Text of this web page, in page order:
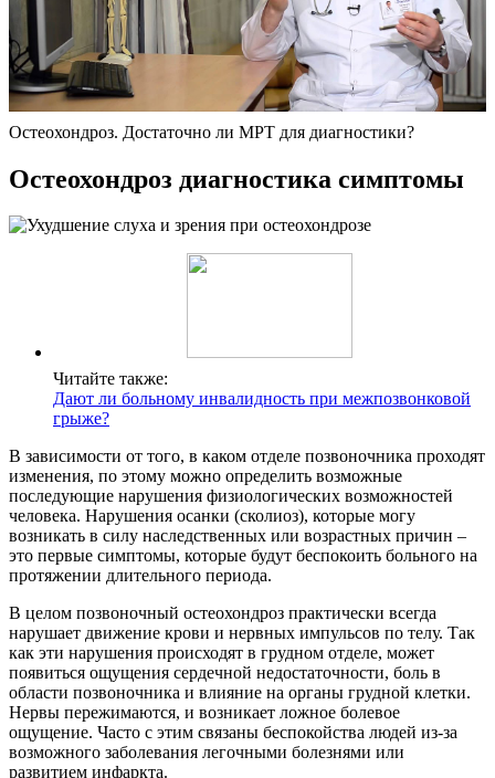
Остеохондроз. Достаточно ли МРТ для диагностики?
Остеохондроз диагностика симптомы
Читайте также:
Дают ли больному инвалидность при межпозвонковой
грыже?
В зависимости от того, в каком отделе позвоночника проходят
изменения, по этому можно определить возможные
последующие нарушения физиологических возможностей
человека. Нарушения осанки (сколиоз), которые могу
возникать в силу наследственных или возрастных причин –
это первые симптомы, которые будут беспокоить больного на
протяжении длительного периода.
В целом позвоночный остеохондроз практически всегда
нарушает движение крови и нервных импульсов по телу. Так
как эти нарушения происходят в грудном отделе, может
появиться ощущения сердечной недостаточности, боль в
области позвоночника и влияние на органы грудной клетки.
Нервы пережимаются, и возникает ложное болевое
ощущение. Часто с этим связаны беспокойства людей из-за
возможного заболевания легочными болезнями или
развитием инфаркта.